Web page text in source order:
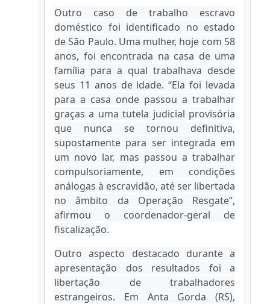
Outro caso de trabalho escravo
doméstico foi identificado no estado
de São Paulo. Uma mulher, hoje com 58
anos, foi encontrada na casa de uma
família para a qual trabalhava desde
seus 11 anos de idade. “Ela foi levada
para a casa onde passou a trabalhar
graças a uma tutela judicial provisória
que nunca se tornou definitiva,
supostamente para ser integrada em
um novo lar, mas passou a trabalhar
compulsoriamente, em condições
análogas à escravidão, até ser libertada
no âmbito da Operação Resgate”,
afirmou o coordenador-geral de
fiscalização.
Outro aspecto destacado durante a
apresentação dos resultados foi a
libertação de trabalhadores
estrangeiros. Em Anta Gorda (RS),